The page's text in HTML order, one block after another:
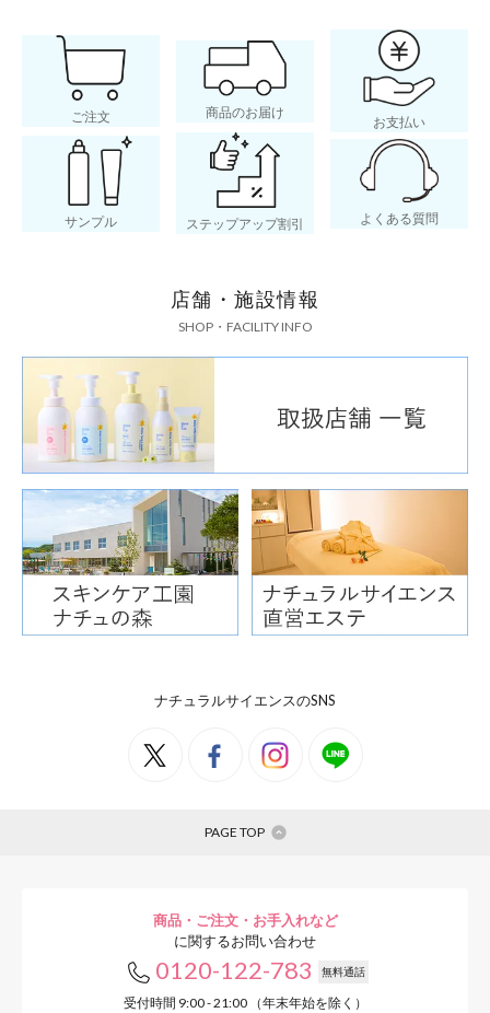
ご注文 商品のお届け
お支払い
サンプル ステップアップ割引 よくある質問
店舗・施設情報
SHOP・FACILITY INFO
ナチュラルサイエンスのSNS
PAGE TOP
商品・ご注文・お手入れなど
に関するお問い合わせ
0120-122-783 無料通話
受付時間 9:00 - 21:00 （年末年始を除く）